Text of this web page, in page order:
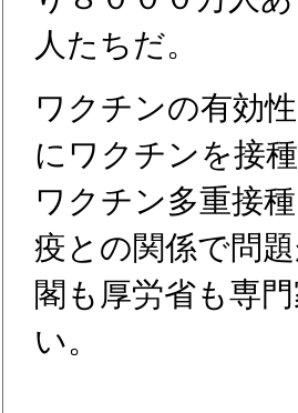
人たちだ。
ワクチンの有効
にワクチンを接
ワクチン多重接
疫との関係で問
閣も厚労省も専
い。